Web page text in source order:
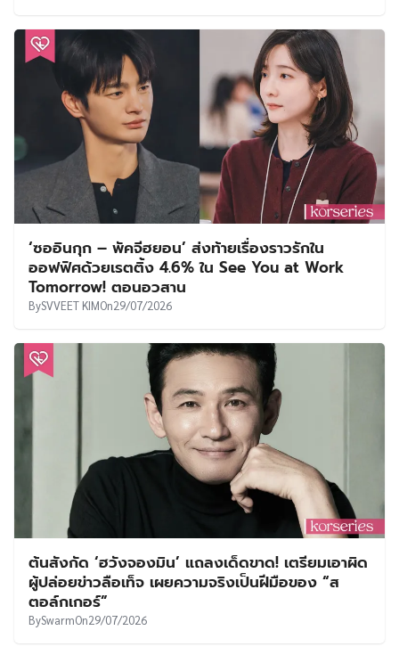
‘ซออินกุก – พัคจีฮยอน’ ส่งท้ายเรื่องราวรักใน
ออฟฟิศด้วยเรตติ้ง 4.6% ใน See You at Work
Tomorrow! ตอนอวสาน
BySVVEET KIMOn29/07/2026
ต้นสังกัด ‘ฮวังจองมิน’ แถลงเด็ดขาด! เตรียมเอาผิด
ผู้ปล่อยข่าวลือเท็จ เผยความจริงเป็นฝีมือของ “ส
ตอล์กเกอร์”
BySwarmOn29/07/2026